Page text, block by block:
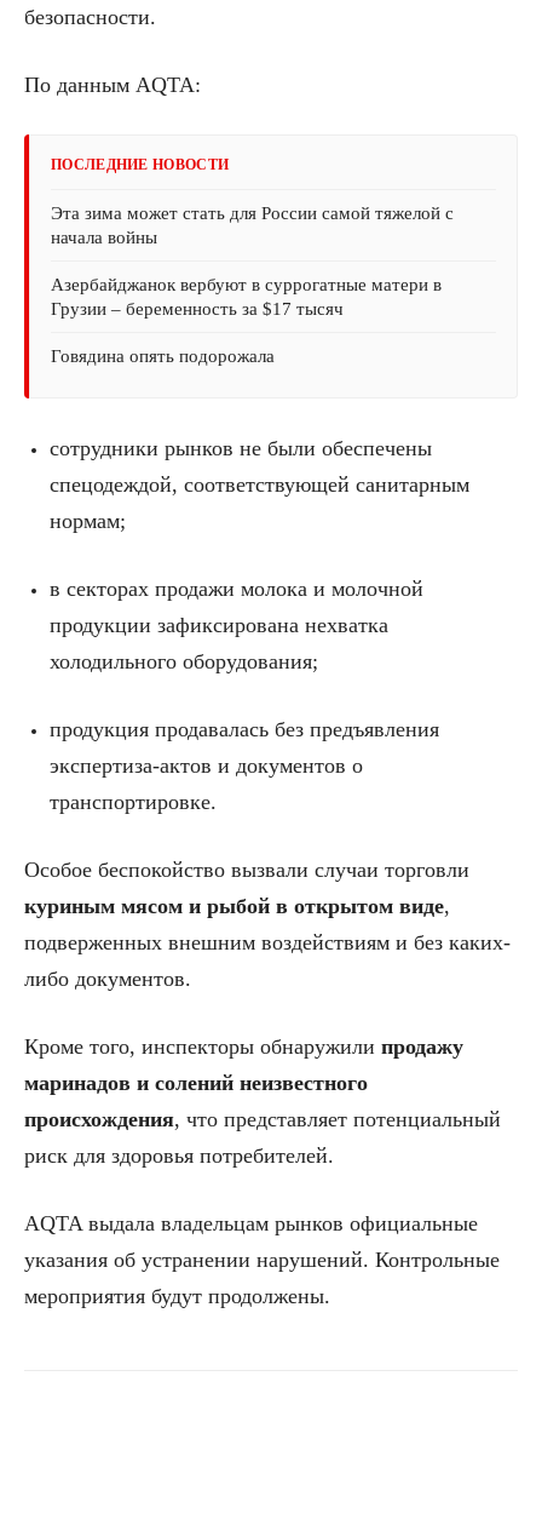
безопасности.
По данным AQTA:
ПОСЛЕДНИЕ НОВОСТИ
Эта зима может стать для России самой тяжелой с
начала войны
Азербайджанок вербуют в суррогатные матери в
Грузии – беременность за $17 тысяч
Говядина опять подорожала
сотрудники рынков не были обеспечены
спецодеждой, соответствующей санитарным
нормам;
в секторах продажи молока и молочной
продукции зафиксирована нехватка
холодильного оборудования;
продукция продавалась без предъявления
экспертиза-актов и документов о
транспортировке.
Особое беспокойство вызвали случаи торговли
куриным мясом и рыбой в открытом виде,
подверженных внешним воздействиям и без каких-
либо документов.
Кроме того, инспекторы обнаружили продажу
маринадов и солений неизвестного
происхождения, что представляет потенциальный
риск для здоровья потребителей.
AQTA выдала владельцам рынков официальные
указания об устранении нарушений. Контрольные
мероприятия будут продолжены.